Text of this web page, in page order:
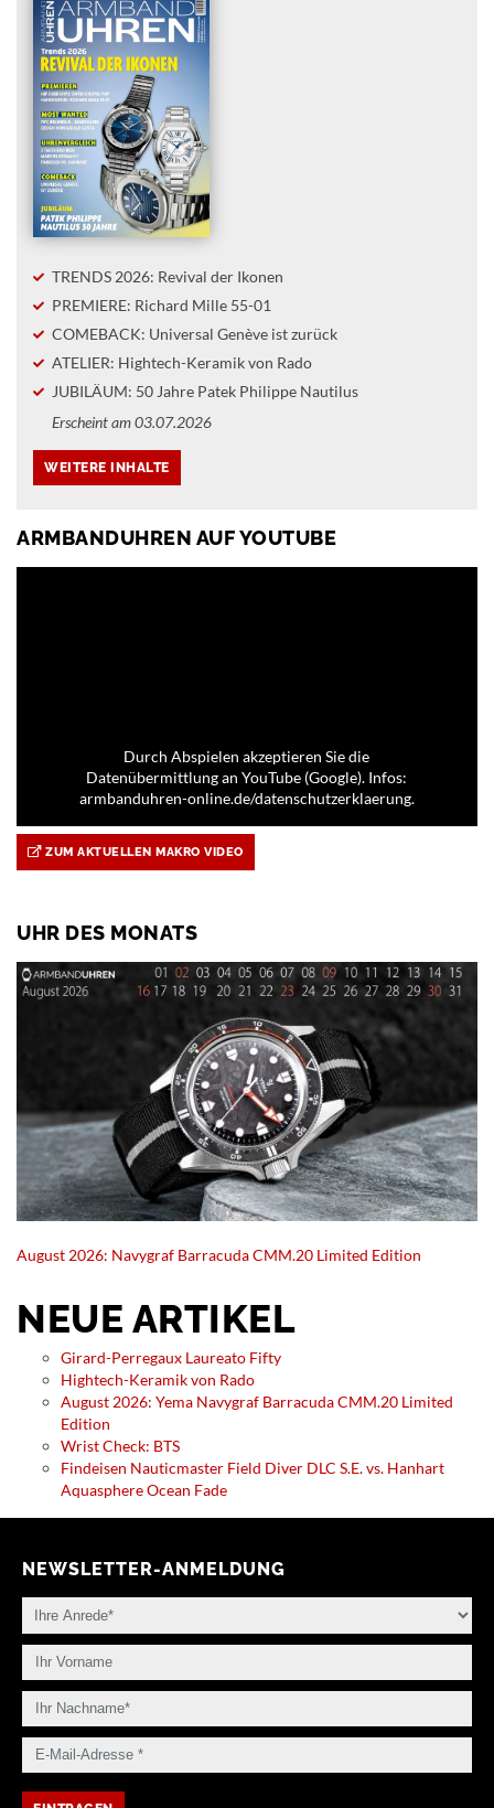
TRENDS 2026: Revival der Ikonen
PREMIERE: Richard Mille 55-01
COMEBACK: Universal Genève ist zurück
ATELIER: Hightech-Keramik von Rado
JUBILÄUM: 50 Jahre Patek Philippe Nautilus
Erscheint am 03.07.2026
ARMBANDUHREN AUF YOUTUBE
Durch Abspielen akzeptieren Sie die
Datenübermittlung an YouTube (Google). Infos:
armbanduhren-online.de/datenschutzerklaerung.
ZUM AKTUELLEN MAKRO VIDEO
UHR DES MONATS
August 2026: Navygraf Barracuda CMM.20 Limited Edition
NEUE ARTIKEL
Girard-Perregaux Laureato Fifty
Hightech-Keramik von Rado
August 2026: Yema Navygraf Barracuda CMM.20 Limited
Edition
Wrist Check: BTS
Findeisen Nauticmaster Field Diver DLC S.E. vs. Hanhart
Aquasphere Ocean Fade
NEWSLETTER-ANMELDUNG